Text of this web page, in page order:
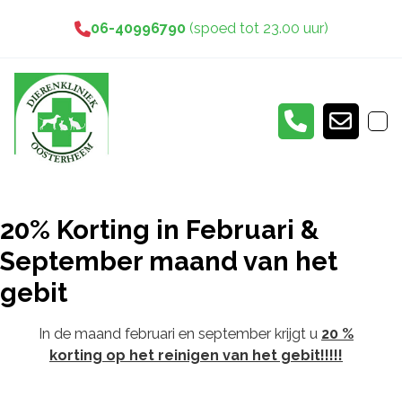
06-40996790(spoed tot 23.00 uur)
20% Korting in Februari &
September maand van het
gebit
In de maand februari en september krijgt u 20 %
korting op het reinigen van het gebit!!!!!